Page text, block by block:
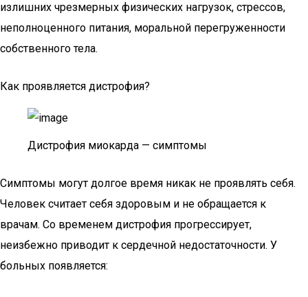
излишних чрезмерных физических нагрузок, стрессов,
неполноценного питания, моральной перегруженности
собственного тела.
Как проявляется дистрофия?
Дистрофия миокарда — симптомы
Симптомы могут долгое время никак не проявлять себя.
Человек считает себя здоровым и не обращается к
врачам. Со временем дистрофия прогрессирует,
неизбежно приводит к сердечной недостаточности. У
больных появляется: